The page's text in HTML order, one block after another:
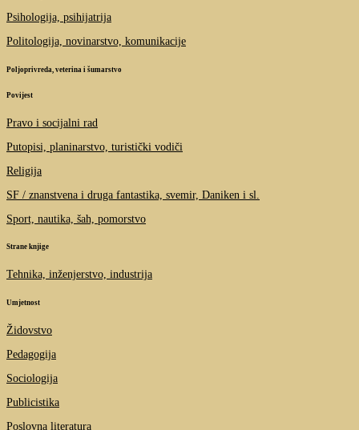
Psihologija, psihijatrija
Politologija, novinarstvo, komunikacije
Poljoprivreda, veterina i šumarstvo
Povijest
Pravo i socijalni rad
Putopisi, planinarstvo, turistički vodiči
Religija
SF / znanstvena i druga fantastika, svemir, Daniken i sl.
Sport, nautika, šah, pomorstvo
Strane knjige
Tehnika, inženjerstvo, industrija
Umjetnost
Židovstvo
Pedagogija
Sociologija
Publicistika
Poslovna literatura